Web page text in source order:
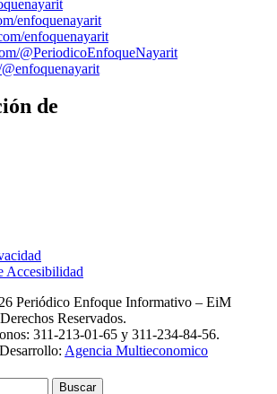
enfoquenayarit
enfoquenayarit
@PeriodicoEnfoqueNayarit
de
Accesibilidad
Periódico Enfoque Informativo – EiM
Reservados.
311-213-01-65 y 311-234-84-56.
Agencia Multieconomico